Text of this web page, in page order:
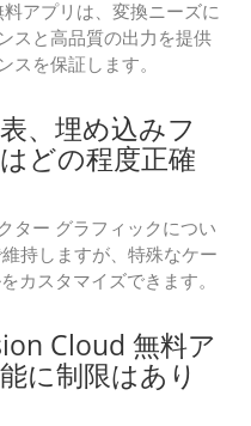
アプリは、変換ニーズに
スと高品質の出力を提供
スを保証します。
、埋め込みフ
どの程度正確
ター グラフィックについ
持しますが、特殊なケー
カスタマイズできます。
Cloud 無料ア
に制限はあり